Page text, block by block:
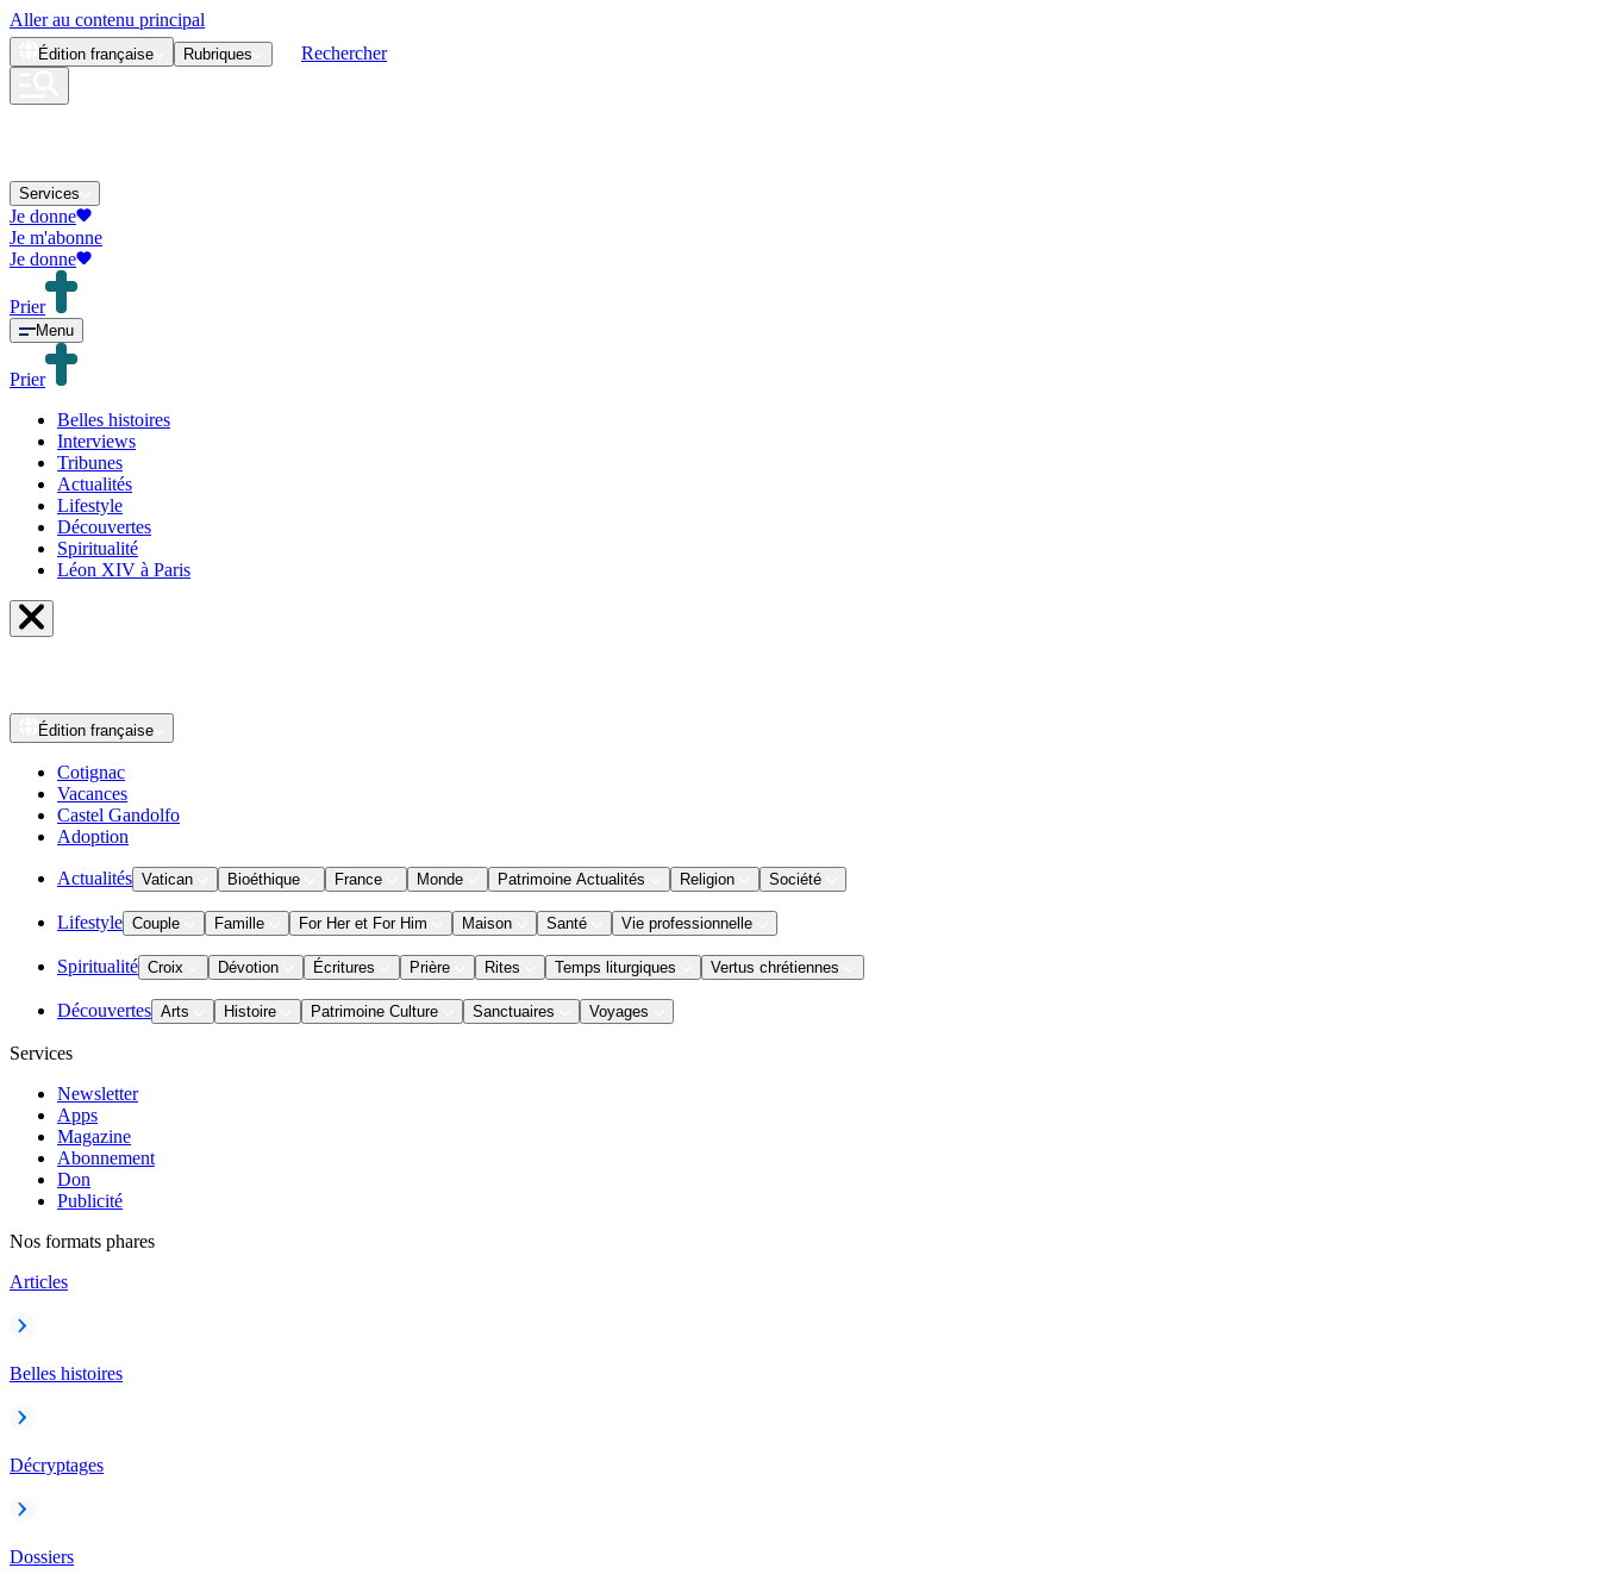
Aller au contenu principal
Édition française Rubriques Rechercher
Services
Je donne
Je m'abonne
Je donne
Prier
Menu
Prier
Belles histoires
Interviews
Tribunes
Actualités
Lifestyle
Découvertes
Spiritualité
Léon XIV à Paris
Édition française
Cotignac
Vacances
Castel Gandolfo
Adoption
Actualités Vatican Bioéthique France Monde Patrimoine Actualités Religion Société
Lifestyle Couple Famille For Her et For Him Maison Santé Vie professionnelle
Spiritualité Croix Dévotion Écritures Prière Rites Temps liturgiques Vertus chrétiennes
Découvertes Arts Histoire Patrimoine Culture Sanctuaires Voyages
Services
Newsletter
Apps
Magazine
Abonnement
Don
Publicité
Nos formats phares
Articles
Belles histoires
Décryptages
Dossiers